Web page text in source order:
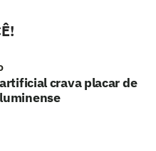
crava placar de